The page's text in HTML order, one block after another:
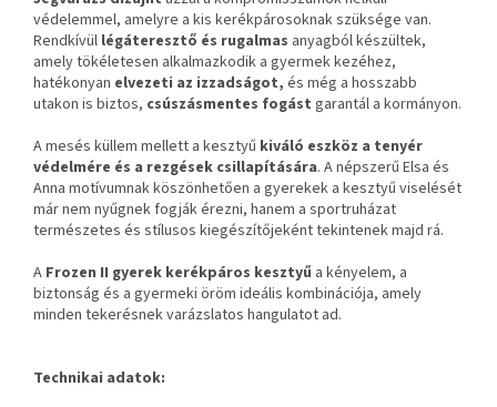
védelemmel, amelyre a kis kerékpárosoknak szüksége van.
Rendkívül légáteresztő és rugalmas anyagból készültek,
amely tökéletesen alkalmazkodik a gyermek kezéhez,
hatékonyan elvezeti az izzadságot, és még a hosszabb
utakon is biztos, csúszásmentes fogást garantál a kormányon.
A mesés küllem mellett a kesztyű kiváló eszköz a tenyér
védelmére és a rezgések csillapítására. A népszerű Elsa és
Anna motívumnak köszönhetően a gyerekek a kesztyű viselését
már nem nyűgnek fogják érezni, hanem a sportruházat
természetes és stílusos kiegészítőjeként tekintenek majd rá.
A Frozen II gyerek kerékpáros kesztyű a kényelem, a
biztonság és a gyermeki öröm ideális kombinációja, amely
minden tekerésnek varázslatos hangulatot ad.
Technikai adatok: